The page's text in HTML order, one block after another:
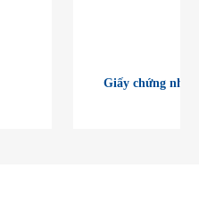
Giấy chứng nhận